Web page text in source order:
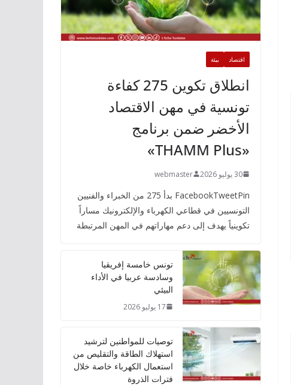
اقتصاد بيئة
انطلاق تكوين 275 كفاءة
تونسية في مهن الاقتصاد
الأخضر ضمن برنامج
«THAMM Plus»
30 يوليو 2026 webmaster
FacebookTweetPin بدأ 275 من الخبراء والفنيين
التونسيين في قطاعي الكهرباء والإلكترونيك مساراً
تكوينياً يهدف إلى دعم مهاراتهم في المهن المرتبطة
تونس خامسة إفريقيا
وسادسة عربيا في الأداء
البيئي
17 يوليو 2026
توصيات للمواطنين لترشيد
استهلاك الطاقة والتقليص من
استعمال الكهرباء خاصة خلال
فترات الذروة